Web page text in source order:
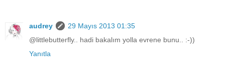
audrey
29 Mayıs 2013 01:35
@littlebutterfly.. hadi bakalım yolla evrene bunu.. :-))
Yanıtla